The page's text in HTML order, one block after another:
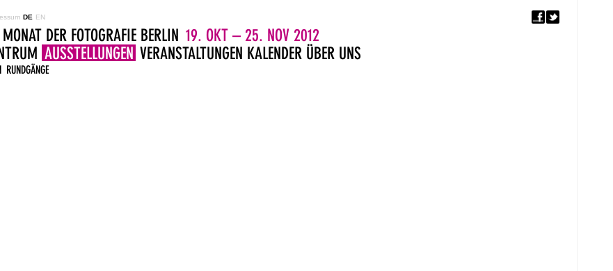
DE EN 5. EUROPÄISCHER
DER FOTOGRAFIE BERLIN 19. OKT – 25. NOV 2012
AUSSTELLUNGEN
RUNDGÄNGE
VERANSTALTUNGEN KALENDER ÜBER UNS